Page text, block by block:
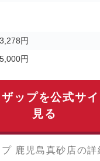
3,278円
5,000円
ップを公式サ
見る
鹿児島真砂店の詳